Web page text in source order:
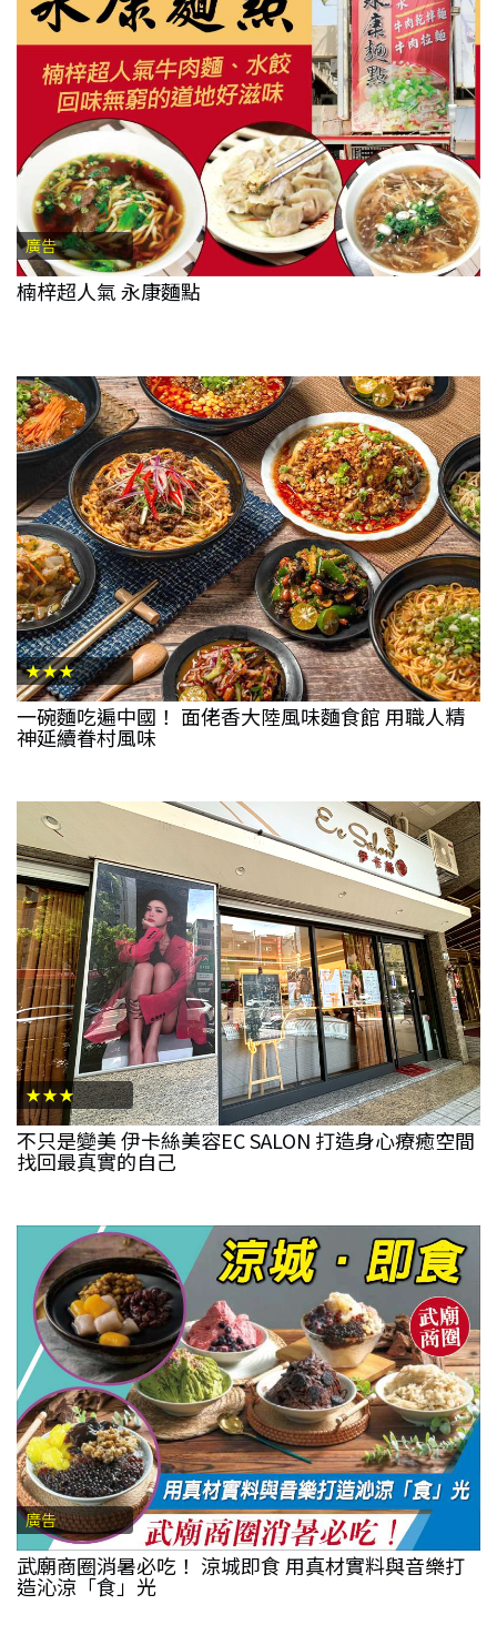
廣告
楠梓超人氣 永康麵點
★★★
一碗麵吃遍中國！ 面佬香大陸風味麵食館 用職人精
神延續眷村風味
★★★
不只是變美 伊卡絲美容EC SALON 打造身心療癒空間
找回最真實的自己
廣告
武廟商圈消暑必吃！ 涼城即食 用真材實料與音樂打
造沁涼「食」光